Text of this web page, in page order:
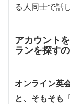
る人同士で話
アカウント
ランを探す
オンライン英
と、そもそも